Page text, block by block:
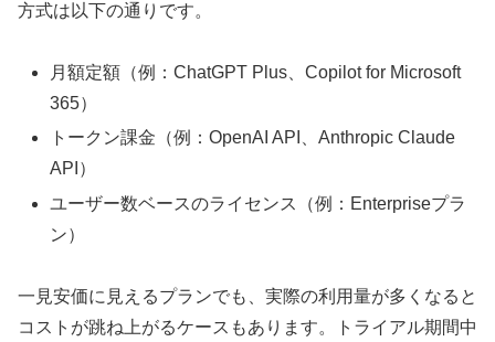
方式は以下の通りです。
月額定額（例：ChatGPT Plus、Copilot for Microsoft
365）
トークン課金（例：OpenAI API、Anthropic Claude
API）
ユーザー数ベースのライセンス（例：Enterpriseプラ
ン）
一見安価に見えるプランでも、実際の利用量が多くなると
コストが跳ね上がるケースもあります。トライアル期間中